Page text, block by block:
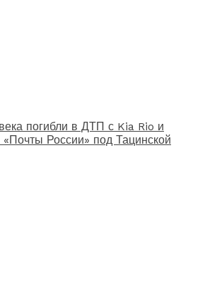
погибли в ДТП с Kia Rio и
России» под Тацинской